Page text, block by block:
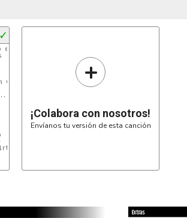
✓
hermosao canto que le demuestra a
Jesus Silao Gto +
¡Colabora con nosotros!
Envíanos tu versión de esta canción
Extras